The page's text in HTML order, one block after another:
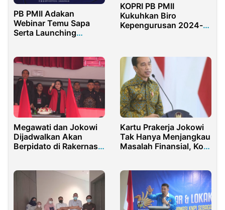
PB PMII Adakan
Webinar Temu Sapa
Serta Launching
KOPRI PB PMII
Kukuhkan Biro
Kepengurusan 2024-
Megawati dan Jokowi
Dijadwalkan Akan
Berpidato di Rakernas
Kartu Prakerja Jokowi
Tak Hanya Menjangkau
Masalah Finansial, Kok